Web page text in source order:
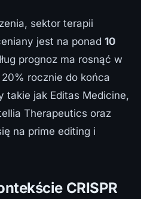
sektor terapii
jest na ponad 10
prognoz ma rosnąć w
rocznie do końca
takie jak Editas Medicine,
Therapeutics oraz
na prime editing i
CRISPR